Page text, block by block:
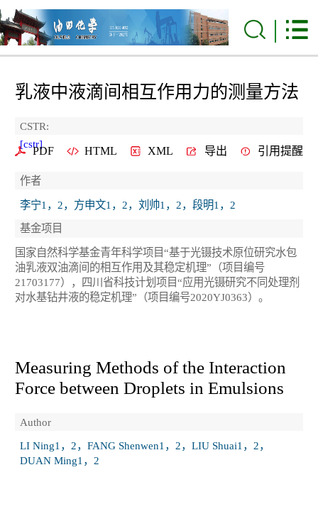
乳液中液滴间相互作用力的测量方法
CSTR:
[cstr]
PDF HTML XML 导出 引用提醒
作者
李宁1，2，方申文1，2，刘帅1，2，段明1，2
基金项目
国家自然科学基金青年科学项目“基于光镊技术原位研究水包
油乳液双油滴间的相互作用及其稳定机理”（项目编号
21703177），四川省科技计划项目“应用光镊研究不同处理剂
对水基钻井液的稳定机理”（项目编号2020YJ0363）。
Measuring Methods of the Interaction
Force between Droplets in Emulsions
Author
LI Ning1，2，FANG Shenwen1，2，LIU Shuai1，2，
DUAN Ming1，2